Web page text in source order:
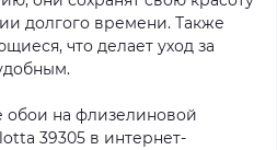
долгого времени. Также
что делает уход за
на флизелиновой
39305 в интернет-